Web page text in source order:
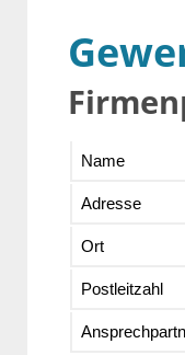
Name
Adresse
Ort
Postleitzahl